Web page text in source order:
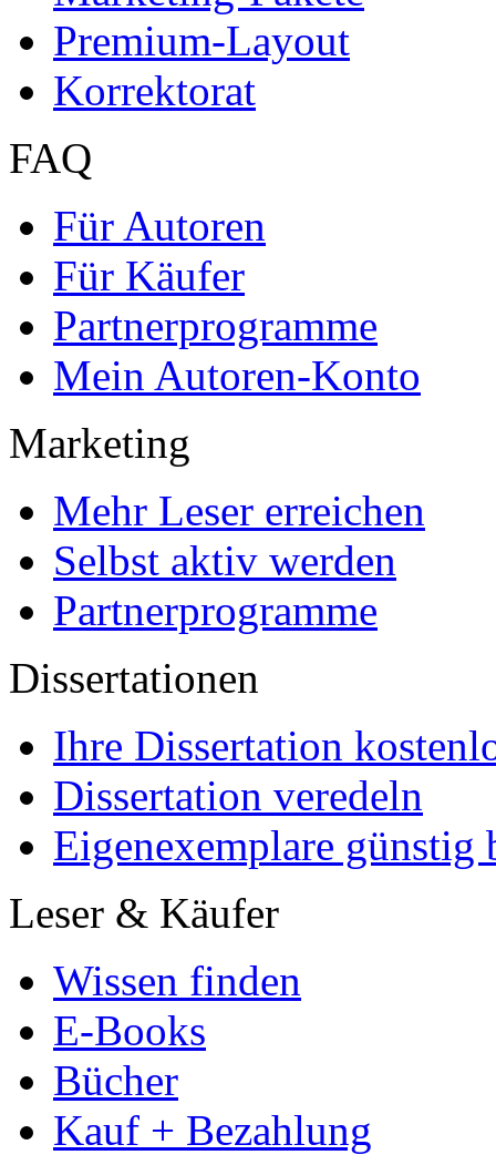
Premium-Layout
Korrektorat
FAQ
Für Autoren
Für Käufer
Partnerprogramme
Mein Autoren-Konto
Marketing
Mehr Leser erreichen
Selbst aktiv werden
Partnerprogramme
Dissertationen
Ihre Dissertation
Dissertation veredeln
Eigenexemplare günstig
Leser & Käufer
Wissen finden
E-Books
Bücher
Kauf + Bezahlung